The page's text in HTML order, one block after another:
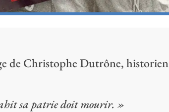
de Christophe Dutrône,
sa patrie doit mourir. »